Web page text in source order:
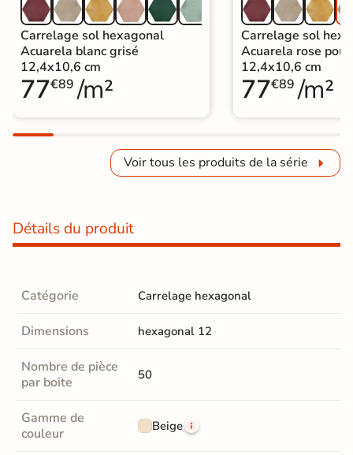
Carrelage sol hexagonal
Acuarela blanc grisé
12,4x10,6 cm
77€89 /m²
Carrelage sol
Acuarela rose
12,4x10,6 cm
77€89 /m²
Voir tous les produits de la série
Détails du produit
Catégorie Carrelage hexagonal
Dimensions hexagonal 12
Nombre de pièce
par boite
50
Gamme de
couleur
Beige